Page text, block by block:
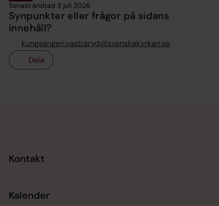
Senast ändrad 3 juli 2026
Synpunkter eller frågor på sidans
innehåll?
kungsangen.vastraryd@svenskakyrkan.se
Dela
Kontakt
Kalender